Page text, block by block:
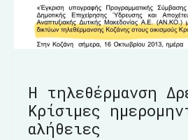
Η τηλεθέρμανση
Κρίσιμες
αλήθειες